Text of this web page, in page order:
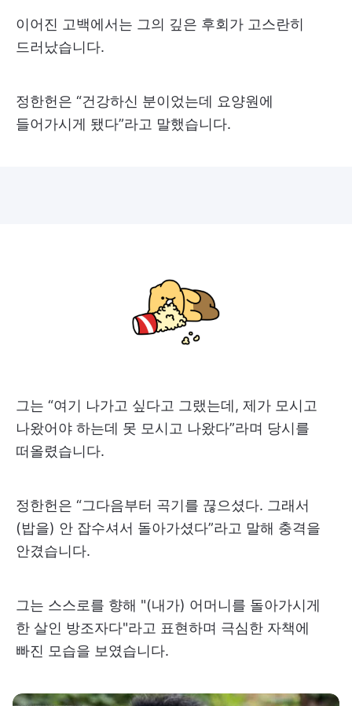
이어진 고백에서는 그의 깊은 후회가 고스란히
드러났습니다.
정한헌은 “건강하신 분이었는데 요양원에
들어가시게 됐다”라고 말했습니다.
그는 “여기 나가고 싶다고 그랬는데, 제가 모시고
나왔어야 하는데 못 모시고 나왔다”라며 당시를
떠올렸습니다.
정한헌은 “그다음부터 곡기를 끊으셨다. 그래서
(밥을) 안 잡수셔서 돌아가셨다”라고 말해 충격을
안겼습니다.
그는 스스로를 향해 "(내가) 어머니를 돌아가시게
한 살인 방조자다"라고 표현하며 극심한 자책에
빠진 모습을 보였습니다.